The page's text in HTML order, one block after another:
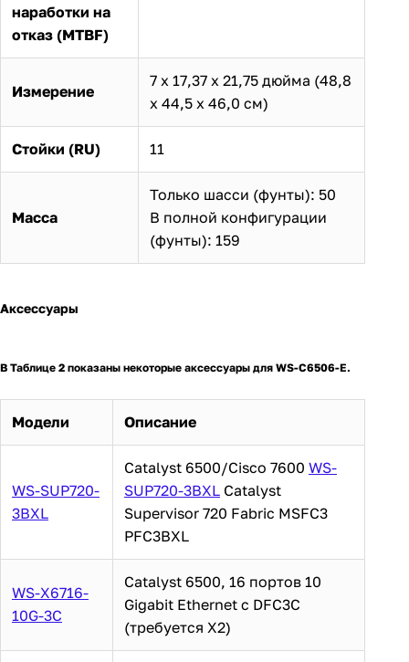
наработки на
отказ (MTBF)
Измерение
7 х 17,37 х 21,75 дюйма (48,8
х 44,5 х 46,0 см)
Стойки (RU) 11
Масса
Только шасси (фунты): 50
В полной конфигурации
(фунты): 159
Аксессуары
В Таблице 2 показаны некоторые аксессуары для WS-C6506-E.
Модели Описание
WS-SUP720-
3BXL
Catalyst 6500/Cisco 7600 WS-
SUP720-3BXL Catalyst
Supervisor 720 Fabric MSFC3
PFC3BXL
WS-X6716-
10G-3C
Catalyst 6500, 16 портов 10
Gigabit Ethernet с DFC3C
(требуется X2)